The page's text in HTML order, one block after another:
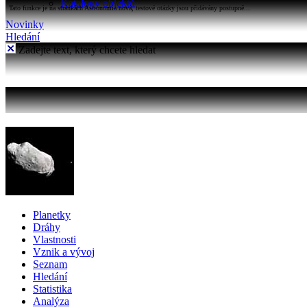
Katalogy objektů
Tato funkce je na stránkách Astronomia nová, testové otázky jsou přidávány postupně...
Novinky
Hledání
Zadejte text, který chcete hledat
Planetky
Dráhy
Vlastnosti
Vznik a vývoj
Seznam
Hledání
Statistika
Analýza